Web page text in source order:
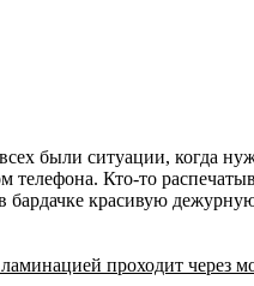
были ситуации, когда
телефона. Кто-то
красивую
проходит через